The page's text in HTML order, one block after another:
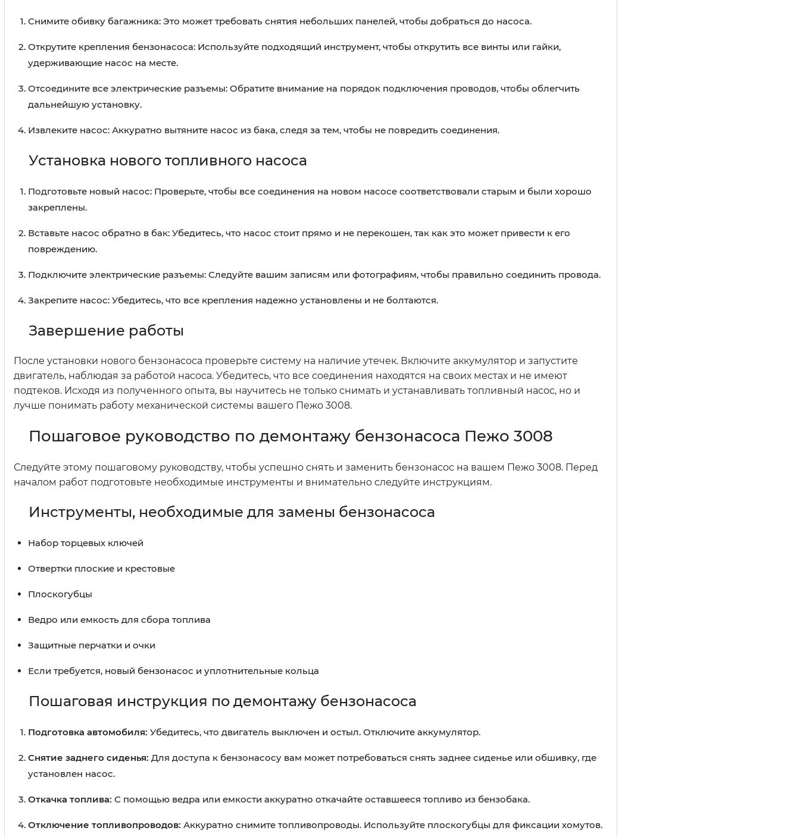
Снимите обивку багажника: Это может требовать снятия небольших панелей, чтобы добраться до насоса.
Открутите крепления бензонасоса: Используйте подходящий инструмент, чтобы открутить все винты или гайки,
удерживающие насос на месте.
Отсоедините все электрические разъемы: Обратите внимание на порядок подключения проводов, чтобы облегчить
дальнейшую установку.
Извлеките насос: Аккуратно вытяните насос из бака, следя за тем, чтобы не повредить соединения.
Установка нового топливного насоса
Подготовьте новый насос: Проверьте, чтобы все соединения на новом насосе соответствовали старым и были хорошо
закреплены.
Вставьте насос обратно в бак: Убедитесь, что насос стоит прямо и не перекошен, так как это может привести к его
повреждению.
Подключите электрические разъемы: Следуйте вашим записям или фотографиям, чтобы правильно соединить провода.
Закрепите насос: Убедитесь, что все крепления надежно установлены и не болтаются.
Завершение работы
После установки нового бензонасоса проверьте систему на наличие утечек. Включите аккумулятор и запустите
двигатель, наблюдая за работой насоса. Убедитесь, что все соединения находятся на своих местах и не имеют
подтеков. Исходя из полученного опыта, вы научитесь не только снимать и устанавливать топливный насос, но и
лучше понимать работу механической системы вашего Пежо 3008.
Пошаговое руководство по демонтажу бензонасоса Пежо 3008
Следуйте этому пошаговому руководству, чтобы успешно снять и заменить бензонасос на вашем Пежо 3008. Перед
началом работ подготовьте необходимые инструменты и внимательно следуйте инструкциям.
Инструменты, необходимые для замены бензонасоса
Набор торцевых ключей
Отвертки плоские и крестовые
Плоскогубцы
Ведро или емкость для сбора топлива
Защитные перчатки и очки
Если требуется, новый бензонасос и уплотнительные кольца
Пошаговая инструкция по демонтажу бензонасоса
Подготовка автомобиля: Убедитесь, что двигатель выключен и остыл. Отключите аккумулятор.
Снятие заднего сиденья: Для доступа к бензонасосу вам может потребоваться снять заднее сиденье или обшивку, где
установлен насос.
Откачка топлива: С помощью ведра или емкости аккуратно откачайте оставшееся топливо из бензобака.
Отключение топливопроводов: Аккуратно снимите топливопроводы. Используйте плоскогубцы для фиксации хомутов.